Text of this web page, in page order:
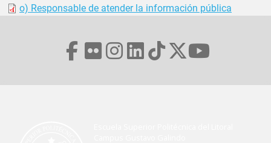
o) Responsable de atender la información pública